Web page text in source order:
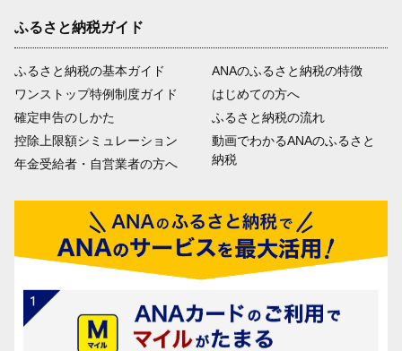
ふるさと納税ガイド
ふるさと納税の基本ガイド
ワンストップ特例制度ガイド
確定申告のしかた
控除上限額シミュレーション
年金受給者・自営業者の方へ
ANAのふるさと納税の特徴
はじめての方へ
ふるさと納税の流れ
動画でわかるANAのふるさと
納税